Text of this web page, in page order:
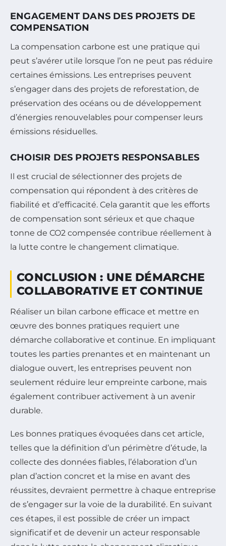
ENGAGEMENT DANS DES PROJETS DE
COMPENSATION
La compensation carbone est une pratique qui
peut s’avérer utile lorsque l’on ne peut pas réduire
certaines émissions. Les entreprises peuvent
s’engager dans des projets de reforestation, de
préservation des océans ou de développement
d’énergies renouvelables pour compenser leurs
émissions résiduelles.
CHOISIR DES PROJETS RESPONSABLES
Il est crucial de sélectionner des projets de
compensation qui répondent à des critères de
fiabilité et d’efficacité. Cela garantit que les efforts
de compensation sont sérieux et que chaque
tonne de CO2 compensée contribue réellement à
la lutte contre le changement climatique.
CONCLUSION : UNE DÉMARCHE
COLLABORATIVE ET CONTINUE
Réaliser un bilan carbone efficace et mettre en
œuvre des bonnes pratiques requiert une
démarche collaborative et continue. En impliquant
toutes les parties prenantes et en maintenant un
dialogue ouvert, les entreprises peuvent non
seulement réduire leur empreinte carbone, mais
également contribuer activement à un avenir
durable.
Les bonnes pratiques évoquées dans cet article,
telles que la définition d’un périmètre d’étude, la
collecte des données fiables, l’élaboration d’un
plan d’action concret et la mise en avant des
réussites, devraient permettre à chaque entreprise
de s’engager sur la voie de la durabilité. En suivant
ces étapes, il est possible de créer un impact
significatif et de devenir un acteur responsable